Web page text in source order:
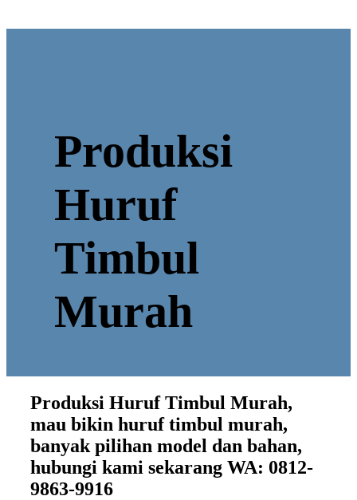
Produksi
Huruf
Timbul
Murah
Produksi Huruf Timbul Murah,
mau bikin huruf timbul murah,
banyak pilihan model dan bahan,
hubungi kami sekarang WA: 0812-
9863-9916